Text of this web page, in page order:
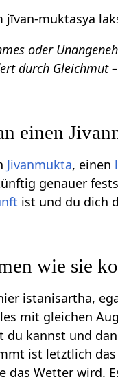
jīvan-muktasya
oder
durch Gleichmut
einen
Jivanmukta, einen
genauer
ist und du dich
wie sie
istanisartha,
mit gleichen
kannst und
ist letztlich das
das Wetter wird.